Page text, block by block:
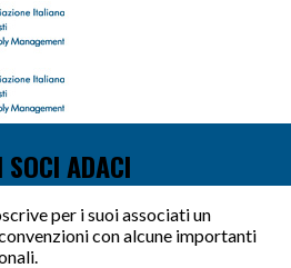
SOCI ADACI
per i suoi associati un
con alcune importanti